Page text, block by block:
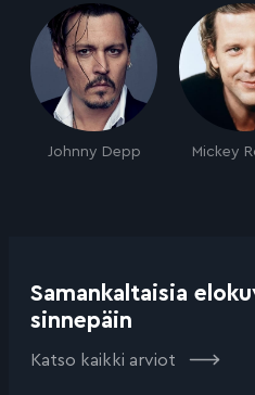
Johnny Depp Mickey
Samankaltaisia
sinnepäin
Katso kaikki arviot